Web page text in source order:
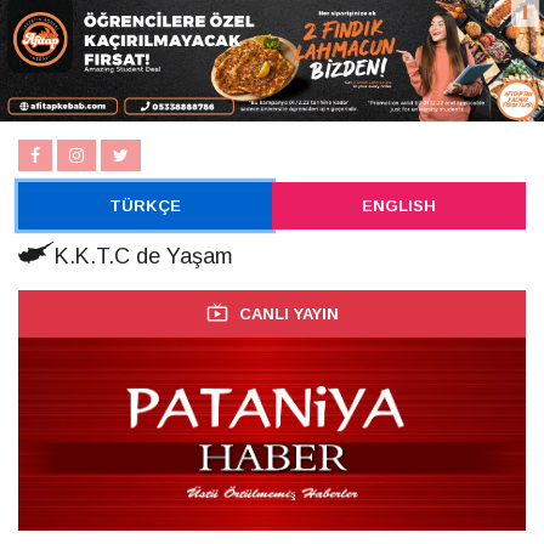
TÜRKÇE ENGLISH
K.K.T.C de Yaşam
CANLI YAYIN